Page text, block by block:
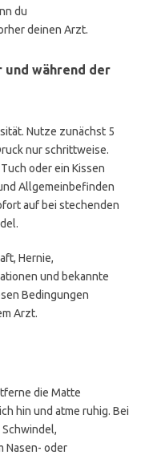
du
deinen Arzt.
und während der
Nutze zunächst 5
nur schrittweise.
oder ein Kissen
Allgemeinbefinden
auf bei stechenden
Hernie,
und bekannte
Bedingungen
Arzt.
die Matte
hin und atme ruhig. Bei
Nasen- oder